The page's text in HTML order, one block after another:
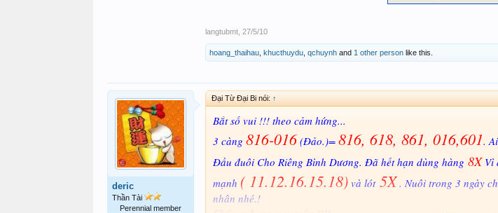
langtubmt 27/5/10
hoang_thaihau khucthuydu qchuynh and 1 other person like this.
deric
Thần Tài
Perennial member
Đại Từ Đại Bi nói: ↑
Bắt số vui !!! theo cảm hứng...
3 càng 816-016 (Đảo.)= 816, 618, 861, 016,601.
Đầu đuôi Cho Riêng Bình Dương. Đã hết hạn dùng hàng 8XVì
mạnh ( 11.12.16.15.18) và lót5X . Nuôi trong 3 ngày
nhân nhé.!